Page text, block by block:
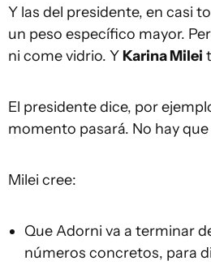
Y las del presidente, en casi
un peso específico mayor.
ni come vidrio. Y Karina Milei
El presidente dice, por
momento pasará. No hay que
Milei cree:
Que Adorni va a terminar
números concretos, para